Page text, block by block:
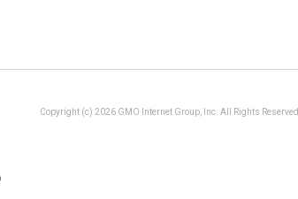
Copyright (c) 2026 GMO Internet Group, Inc. All Rights Reserved.